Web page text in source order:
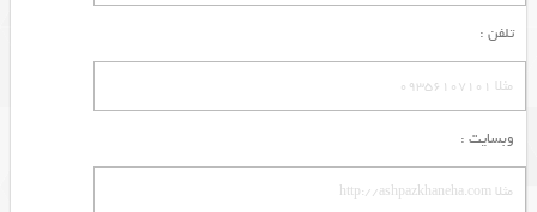
تلفن :
وبسایت :